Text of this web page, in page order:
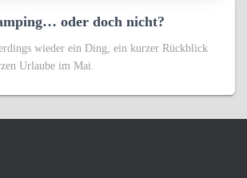
oder doch nicht?
wieder ein Ding, ein kurzer Rückblick
Urlaube im Mai.